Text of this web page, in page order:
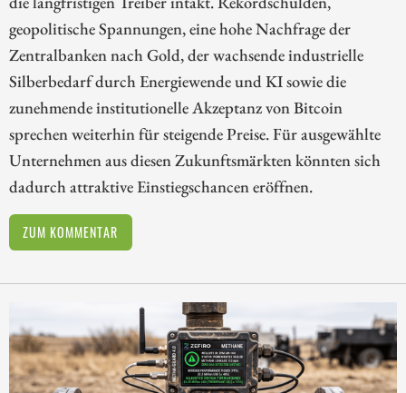
geopolitische Spannungen, eine hohe Nachfrage der
Zentralbanken nach Gold, der wachsende industrielle
Silberbedarf durch Energiewende und KI sowie die
zunehmende institutionelle Akzeptanz von Bitcoin
sprechen weiterhin für steigende Preise. Für ausgewählte
Unternehmen aus diesen Zukunftsmärkten könnten sich
dadurch attraktive Einstiegschancen eröffnen.
ZUM KOMMENTAR